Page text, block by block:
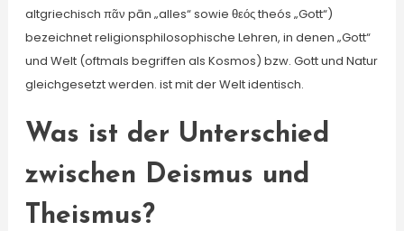
altgriechisch πᾶν pān „alles“ sowie θεός theós „Gott“)
bezeichnet religionsphilosophische Lehren, in denen „Gott“
und Welt (oftmals begriffen als Kosmos) bzw. Gott und Natur
gleichgesetzt werden. ist mit der Welt identisch.
Was ist der Unterschied
zwischen Deismus und
Theismus?